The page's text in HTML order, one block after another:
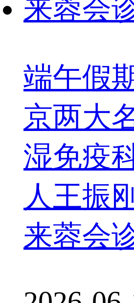
端午假
京两大
湿免疫
人王振
来蓉会